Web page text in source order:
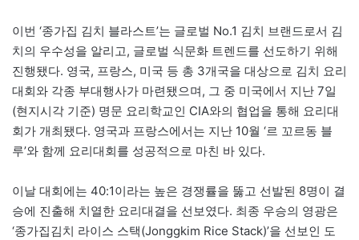
이번 ‘종가집 김치 블라스트’는 글로벌 No.1 김치 브랜드로서 김
치의 우수성을 알리고, 글로벌 식문화 트렌드를 선도하기 위해
진행됐다. 영국, 프랑스, 미국 등 총 3개국을 대상으로 김치 요리
대회와 각종 부대행사가 마련됐으며, 그 중 미국에서 지난 7일
(현지시각 기준) 명문 요리학교인 CIA와의 협업을 통해 요리대
회가 개최됐다. 영국과 프랑스에서는 지난 10월 ‘르 꼬르동 블
루’와 함께 요리대회를 성공적으로 마친 바 있다.
이날 대회에는 40:1이라는 높은 경쟁률을 뚫고 선발된 8명이 결
승에 진출해 치열한 요리대결을 선보였다. 최종 우승의 영광은
‘종가집김치 라이스 스택(Jonggkim Rice Stack)’을 선보인 도